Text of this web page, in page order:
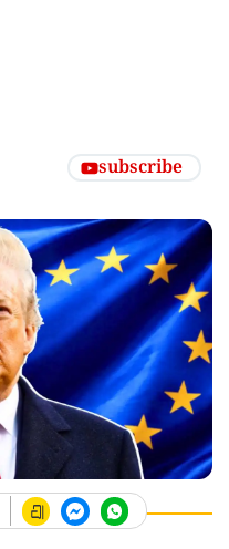
subscribe